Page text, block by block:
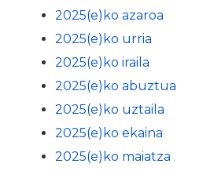
2025(e)ko azaroa
2025(e)ko urria
2025(e)ko iraila
2025(e)ko abuztua
2025(e)ko uztaila
2025(e)ko ekaina
2025(e)ko maiatza